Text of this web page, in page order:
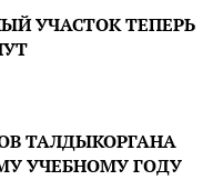
УЧАСТОК ТЕПЕРЬ
ТАЛДЫКОРГАНА
УЧЕБНОМУ ГОДУ